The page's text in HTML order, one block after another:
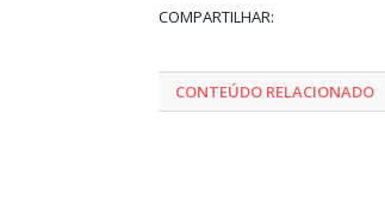
COMPARTILHAR:
CONTEÚDO RELACIONADO